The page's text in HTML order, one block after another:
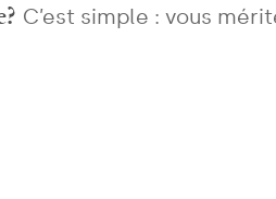
C’est simple : vous